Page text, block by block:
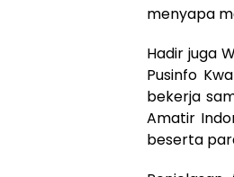
menyapa
Hadir juga
Pusinfo
bekerja
Amatir
beserta